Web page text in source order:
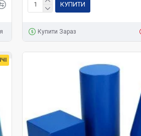
КУПИТИ
Купити Зараз